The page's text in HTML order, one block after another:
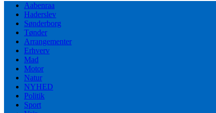
Aabenraa
Haderslev
Sønderborg
Tønder
Arrangementer
Erhverv
Mad
Motor
Natur
NYHED
Politik
Sport